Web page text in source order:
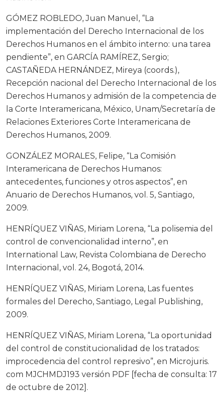
GÓMEZ ROBLEDO, Juan Manuel, “La
implementación del Derecho Internacional de los
Derechos Humanos en el ámbito interno: una tarea
pendiente”, en GARCÍA RAMÍREZ, Sergio;
CASTAÑEDA HERNÁNDEZ, Mireya (coords.),
Recepción nacional del Derecho Internacional de los
Derechos Humanos y admisión de la competencia de
la Corte Interamericana, México, Unam/Secretaría de
Relaciones Exteriores Corte Interamericana de
Derechos Humanos, 2009.
GONZÁLEZ MORALES, Felipe, “La Comisión
Interamericana de Derechos Humanos:
antecedentes, funciones y otros aspectos”, en
Anuario de Derechos Humanos, vol. 5, Santiago,
2009.
HENRÍQUEZ VIÑAS, Miriam Lorena, “La polisemia del
control de convencionalidad interno”, en
International Law, Revista Colombiana de Derecho
Internacional, vol. 24, Bogotá, 2014.
HENRÍQUEZ VIÑAS, Miriam Lorena, Las fuentes
formales del Derecho, Santiago, Legal Publishing,
2009.
HENRÍQUEZ VIÑAS, Miriam Lorena, “La oportunidad
del control de constitucionalidad de los tratados:
improcedencia del control represivo”, en Microjuris.
com MJCHMDJ193 versión PDF [fecha de consulta: 17
de octubre de 2012].